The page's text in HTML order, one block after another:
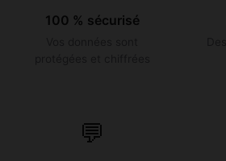
100 % sécurisé
💬